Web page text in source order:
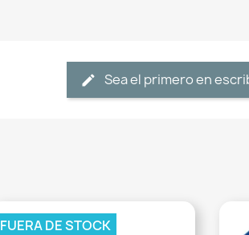
Sea el primero en
FUERA DE STOCK